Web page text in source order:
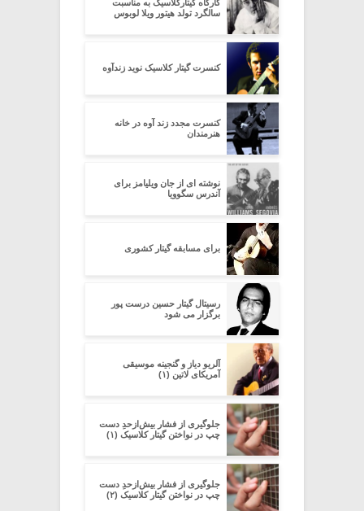
کارگاه گیتارکلاسیک به مناسبت
سالگرد تولد هیتور ویلا لوبوس
کنسرت گیتار کلاسیک نوید زندآوه
کنسرت مجدد زند آوه در خانه
هنرمندان
نوشته ای از جان ویلیامز برای
آندرس سگوویا
برای مسابقه گیتار کشوری
رسیتال گیتار حسین درست پور
برگزار می شود
آلریو دیاز و گنجینه موسیقی
آمریکای لاتین (۱)
جلوگیری از فشار بیش‌از‌حدِ دست
چپ در نواختن گیتار کلاسیک (۱)
جلوگیری از فشار بیش‌از‌حدِ دست
چپ در نواختن گیتار کلاسیک (۲)